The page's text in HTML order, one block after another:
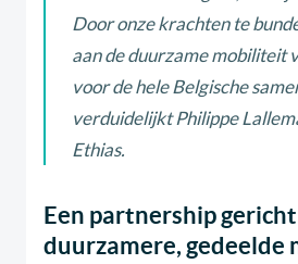
Door onze krachten te
aan de duurzame mobiliteit
voor de hele Belgische
verduidelijkt Philippe
Ethias.
Een partnership
duurzamere,